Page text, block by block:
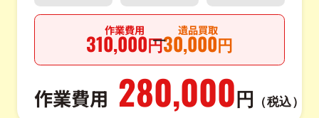
作業費用
310,000 円
遺品買取
30,000円
作業費用 280,000 円 （税込）